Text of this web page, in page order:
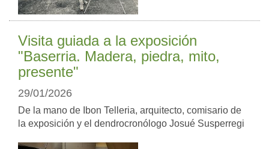
Visita guiada a la exposición
"Baserria. Madera, piedra, mito,
presente"
29/01/2026
De la mano de Ibon Telleria, arquitecto, comisario de
la exposición y el dendrocronólogo Josué Susperregi